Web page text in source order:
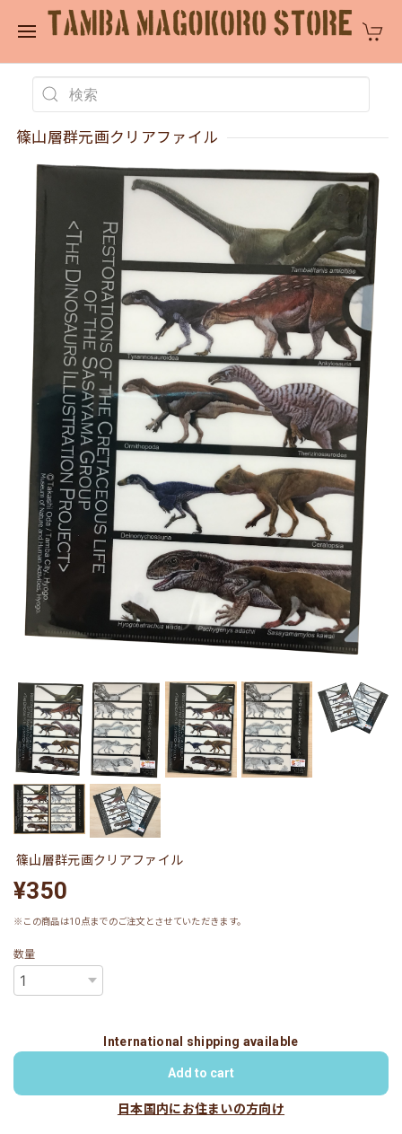
篠山層群元画クリアファイル
篠山層群元画クリアファイル
¥350
※この商品は10点までのご注文とさせていただきます。
数量
International shipping available
Add to cart
日本国内にお住まいの方向け